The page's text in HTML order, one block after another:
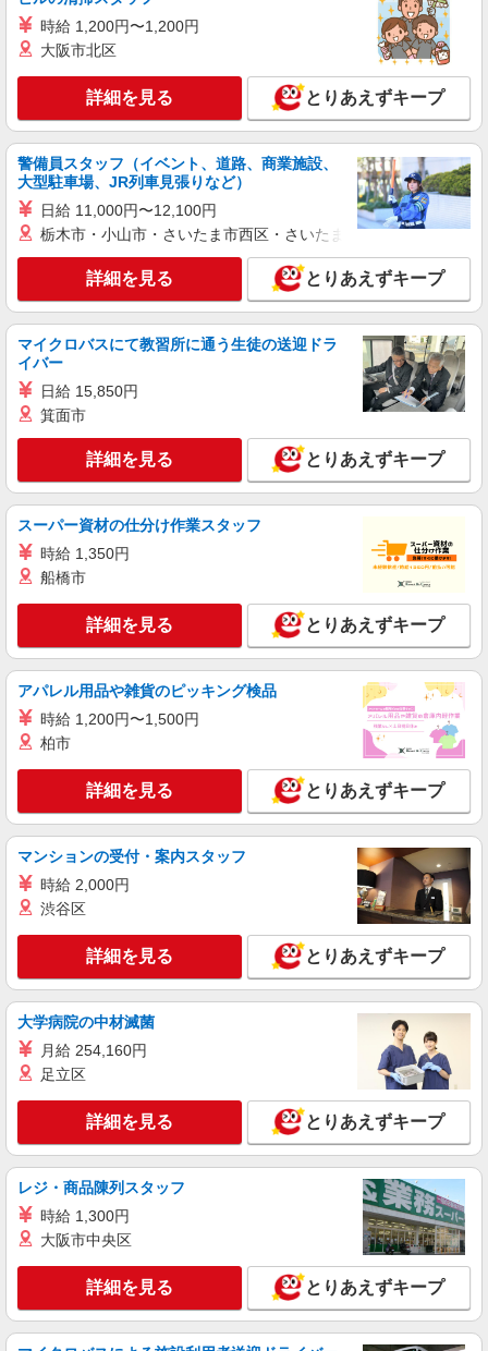
株式会社kotrio /●TK-H-1417397
［井野駅］こぢんまりとしたデイサービス＊面
時給1500円〜2125円 ≪交通費全額支給（ガソ
リン代含む）/日払い・週払い≫
高崎市内 ≪井野駅周辺≫
キープ 詳細を見る
派遣社員
高崎問屋町駅｜サ高住STAFF＊落ち着いた雰
囲気でゆったりお仕事
時給1500円〜2125円 ＜日払い有/週払い有/交
通費全支給(ガソリン代含む)＞
株式会社kotrio /●TK-H-2099739
井野駅｜まずは送迎業務で活躍しよう◎デイサ
ービスSTAFF
時給1500円〜2125円 ＜日払い有/週払い有/交
高崎市内 ≪井野駅周辺≫
キープ 詳細を見る
派遣社員
株式会社kotrio /●TK-H-1856773
高崎駅すぐ★見守り・お掃除などのシニア向け
マンションSTAFF
時給1500円〜2125円 ＜日払い有/週払い有/交
通費全支給(ガソリン代含む)＞
高崎市 交通費全額支給
詳細を見る
つけて長く働く♪
時給1500円〜2150円 ＜日払い有/週払い有/交
キープ 詳細を見る
派遣社員
株式会社kotrio /●TK-H-1855441
高崎駅近くの病院で看護師さんのお手伝い★未
時給1500円〜2125円 ＜日払い有/週払い有/交
通費全支給(ガソリン代含む)＞
高崎市 交通費全額支給
時給 1,200円〜1,200円
大阪市北区
詳細を見る とりあえずキープ
警備員スタッフ（イベント、道路、商業施設、
大型駐車場、JR列車見張りなど）
日給 11,000円〜12,100円
栃木市・小山市・さいたま市西区・さいたま市岩槻区・久喜市・
詳細を見る とりあえずキープ
マイクロバスにて教習所に通う生徒の送迎ドラ
イバー
日給 15,850円
箕面市
詳細を見る とりあえずキープ
スーパー資材の仕分け作業スタッフ
時給 1,350円
船橋市
詳細を見る とりあえずキープ
アパレル用品や雑貨のピッキング検品
時給 1,200円〜1,500円
柏市
詳細を見る とりあえずキープ
マンションの受付・案内スタッフ
時給 2,000円
渋谷区
詳細を見る とりあえずキープ
大学病院の中材滅菌
月給 254,160円
足立区
詳細を見る とりあえずキープ
レジ・商品陳列スタッフ
時給 1,300円
大阪市中央区
詳細を見る とりあえずキープ